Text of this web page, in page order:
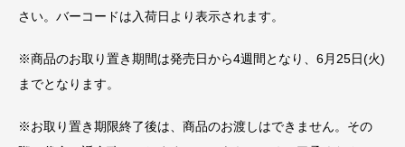
さい。バーコードは入荷日より表示されます。
※商品のお取り置き期間は発売日から4週間となり、6月25日(火)
までとなります。
※お取り置き期限終了後は、商品のお渡しはできません。その